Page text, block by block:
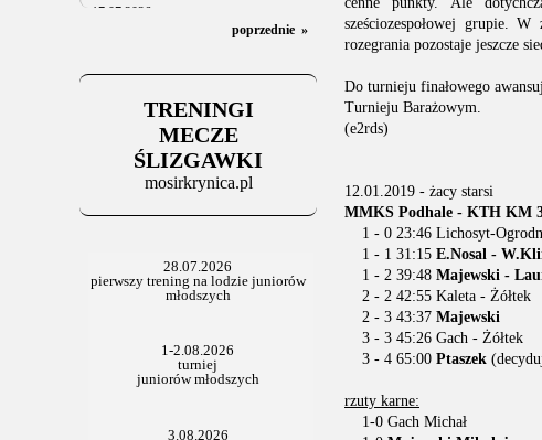
17.07.2026
U20: z kraju i z zagranicy
Za trzy tygodnie na lód
06.07.2025
Stowarzyszenie po Walnym
poprzednie »
TRENINGI
MECZE
ŚLIZGAWKI
mosirkrynica.pl
sześciozespołowej grupie.
rozegrania pozostaje jeszcze
Do turnieju finałowego
Turnieju Barażowym.
(e2rds)
12.01.2019 - żacy starsi
MMKS Podhale - KTH KM
1 - 0 23:46 Lichosyt-
1 - 1 31:15 E.Nosal -
1 - 2 39:48 Majewski -
2 - 2 42:55 Kaleta - Żółtek
2 - 3 43:37 Majewski
3 - 3 45:26 Gach - Żółtek
3 - 4 65:00 Ptaszek
rzuty karne:
1-0 Gach Michał